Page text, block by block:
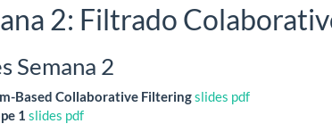
2: Filtrado
Semana 2
Based Collaborative Filteringslides pdf
1 slides pdf